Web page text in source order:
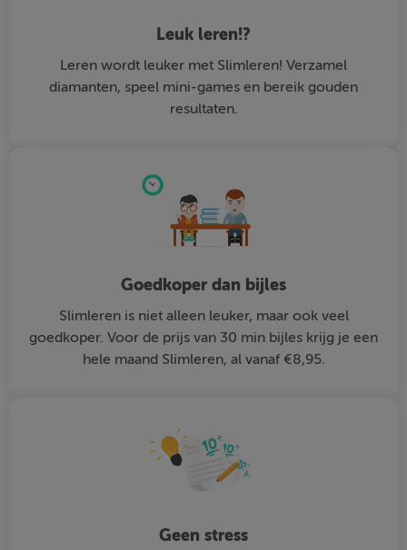
Leuk leren!?
Leren wordt leuker met Slimleren! Verzamel
diamanten, speel mini-games en bereik gouden
resultaten.
Goedkoper dan bijles
Slimleren is niet alleen leuker, maar ook veel
goedkoper. Voor de prijs van 30 min bijles krijg je een
hele maand Slimleren, al vanaf €8,95.
Geen stress